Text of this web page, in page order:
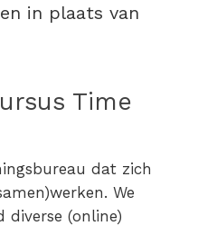
in plaats van
Time
dat zich
We
diverse (online)